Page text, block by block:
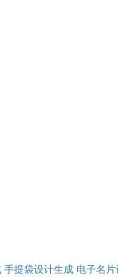
手提袋设计生成 电子名